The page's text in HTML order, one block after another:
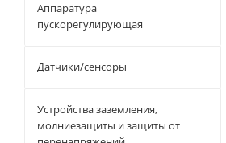
Аппаратура
пускорегулирующая
Датчики/сенсоры
Устройства заземления,
молниезащиты и защиты от